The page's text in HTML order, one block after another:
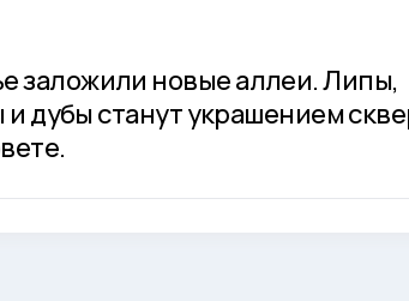
заложили новые аллеи. Липы,
дубы станут украшением